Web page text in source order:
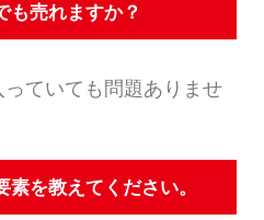
売れますか？
ていても問題ありませ
を教えてください。